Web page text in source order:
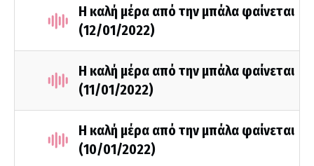
Η καλή μέρα από την μπάλα φαίνεται
(12/01/2022)
Η καλή μέρα από την μπάλα φαίνεται
(11/01/2022)
Η καλή μέρα από την μπάλα φαίνεται
(10/01/2022)